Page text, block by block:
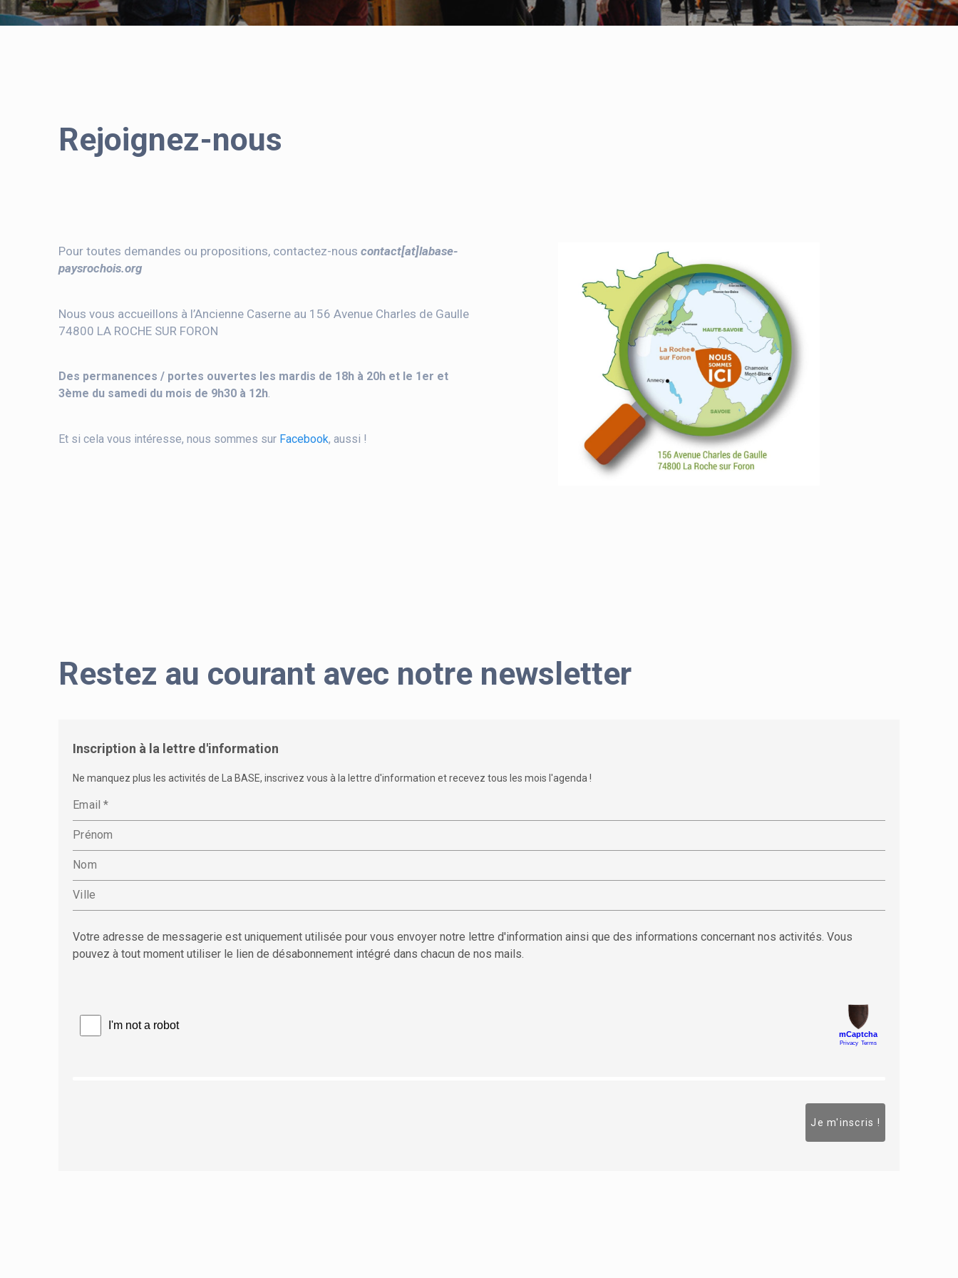
Rejoignez-nous
Pour toutes demandes ou propositions, contactez-nouscontact[at]labase-
paysrochois.org
Nous vous accueillons à l’Ancienne Caserne au 156 Avenue Charles de Gaulle
74800 LA ROCHE SUR FORON
Des permanences / portes ouvertes les mardis de 18h à 20h et le 1er et
3ème du samedi du mois de 9h30 à 12h
Et si cela vous intéresse, nous sommes sur Facebook, aussi !
Restez au courant avec notre newsletter
Inscription à la lettre d'information
Ne manquez plus les activités de La BASE, inscrivez vous à la lettre d'information et recevez tous les mois l'agenda !
Votre adresse de messagerie est uniquement utilisée pour vous envoyer notre lettre d'information ainsi que des informations concernant nos activités. Vous
pouvez à tout moment utiliser le lien de désabonnement intégré dans chacun de nos mails.